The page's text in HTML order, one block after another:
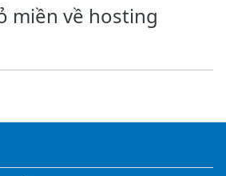
miền về hosting